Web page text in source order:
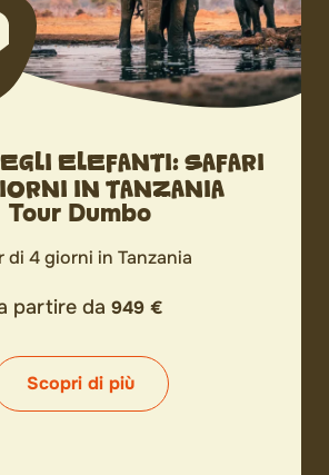
ELEFANTI: SAFARI
IN TANZANIA
Tour Dumbo
di 4 giorni in Tanzania
partire da 949 €
Scopri di più